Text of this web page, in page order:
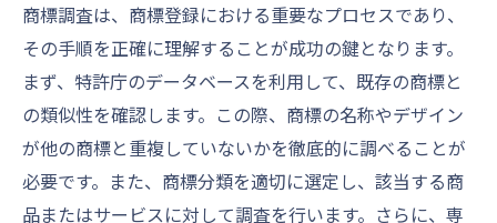
商標調査は、商標登録における重要なプロセスであり、
その手順を正確に理解することが成功の鍵となります。
まず、特許庁のデータベースを利用して、既存の商標と
の類似性を確認します。この際、商標の名称やデザイン
が他の商標と重複していないかを徹底的に調べることが
必要です。また、商標分類を適切に選定し、該当する商
品またはサービスに対して調査を行います。さらに、専